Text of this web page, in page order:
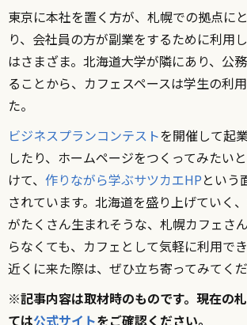
東京に本社を置く方が、札幌での拠点に
り、会社員の方が副業をするために利用
はさまざま。北海道大学が隣にあり、公
ることから、カフェスペースは学生の利
た。
ビジネスプランコンテストを開催して起
したり、ホームページをつくってみたい
けて、 作りながら学ぶサツカエHPという
されています。北海道を盛り上げていく
がたくさん生まれそうな、札幌カフェさ
らなくても、カフェとして気軽に利用で
近くに来た際は、ぜひ立ち寄ってみてくだ
※記事内容は取材時のものです。現在の
ては公式サイトをご確認ください。